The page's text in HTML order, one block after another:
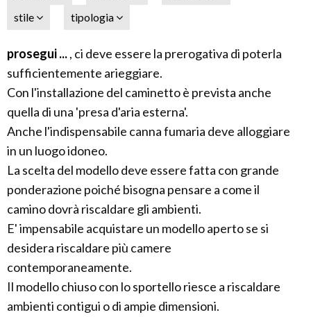
stile
tipologia
prosegui ..., ci deve essere la prerogativa di poterla
sufficientemente arieggiare.
Con l'installazione del caminetto è prevista anche
quella di una 'presa d'aria esterna'.
Anche l'indispensabile canna fumaria deve alloggiare
in un luogo idoneo.
La scelta del modello deve essere fatta con grande
ponderazione poiché bisogna pensare a come il
camino dovrà riscaldare gli ambienti.
E' impensabile acquistare un modello aperto se si
desidera riscaldare più camere
contemporaneamente.
Il modello chiuso con lo sportello riesce a riscaldare
ambienti contigui o di ampie dimensioni.